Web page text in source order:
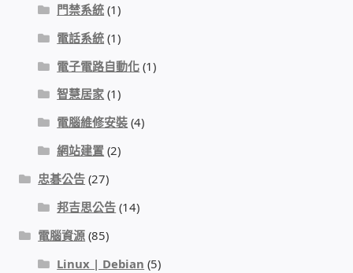
監視器RS485開門開鐵門開燈開保全
監控健檢‧舊換新專案
監控安防 工具 軟體 手冊
迅時數位網路電話總機
門禁系統 (1)
電話系統 (1)
電子電路自動化 (1)
智慧居家 (1)
電腦維修安裝 (4)
網站建置 (2)
忠碁公告 (27)
邦吉思公告 (14)
電腦資源 (85)
Linux | Debian (5)